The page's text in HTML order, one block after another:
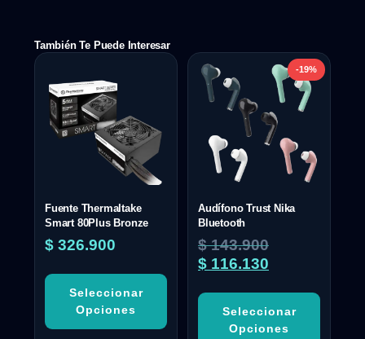
También Te Puede Interesar
Fuente Thermaltake
Smart 80Plus Bronze
$ 326.900
Seleccionar
Opciones
-19%
Audífono Trust Nika
Bluetooth
$143.900
$ 116.130
Seleccionar
Opciones